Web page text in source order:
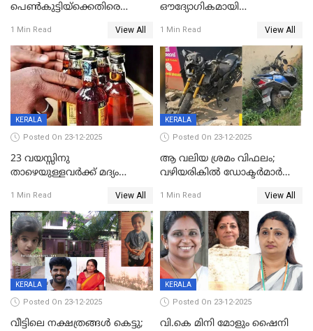
പെൺകുട്ടിയ്ക്കെതിരെ
59 വർഷം തടവും 90,൦൦൦ രൂപ
പിഴയും ശിക്ഷ
1 Min Read View All
ഔദ്യോഗികമായി
കണ്ടെത്താൻ ഇന്ന് കോർ
കമ്മിറ്റി കൂടിയില്ല';
അതൃപ്തിയുമായി ദീപ്തി മേരി
വർഗീസ്
1 Min Read View All
KERALA
Posted On 23-12-2025
23 വയസ്സിനു
താഴെയുള്ളവർക്ക് മദ്യം
നടപടി;സ്ഥാപനങ്ങൾക്കെതിരെ
രണ്ട് കേസുകൾ
1 Min Read View All
KERALA
Posted On 23-12-2025
ആ വലിയ ശ്രമം വിഫലം;
വഴിയരികില്‍ ‌ഡോക്ടര്‍മാര്‍
മരണത്തിന് കീഴടങ്ങി
1 Min Read View All
KERALA
Posted On 23-12-2025
വീട്ടിലെ നക്ഷത്രങ്ങൾ കെട്ടു;
KERALA
Posted On 23-12-2025
വി.കെ മിനി മോളും ഷൈനി